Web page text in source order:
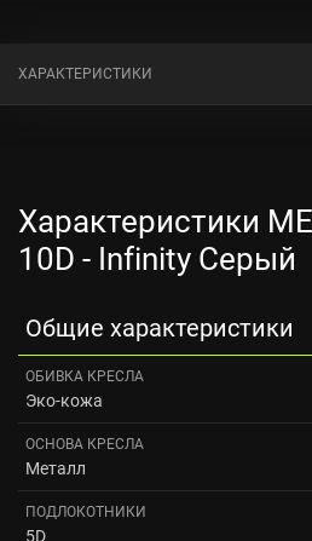
ХАРАКТЕРИСТИКИ
Характеристики
10D - Infinity Серый
Общие характеристики
ОБИВКА КРЕСЛА
Эко-кожа
ОСНОВА КРЕСЛА
Металл
ПОДЛОКОТНИКИ
5D